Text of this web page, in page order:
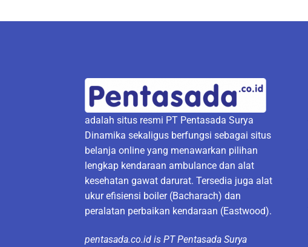
adalah situs resmi PT Pentasada Surya
Dinamika sekaligus berfungsi sebagai situs
belanja online yang menawarkan pilihan
lengkap kendaraan ambulance dan alat
kesehatan gawat darurat. Tersedia juga alat
ukur efisiensi boiler (Bacharach) dan
peralatan perbaikan kendaraan (Eastwood).
pentasada.co.id is PT Pentasada Surya